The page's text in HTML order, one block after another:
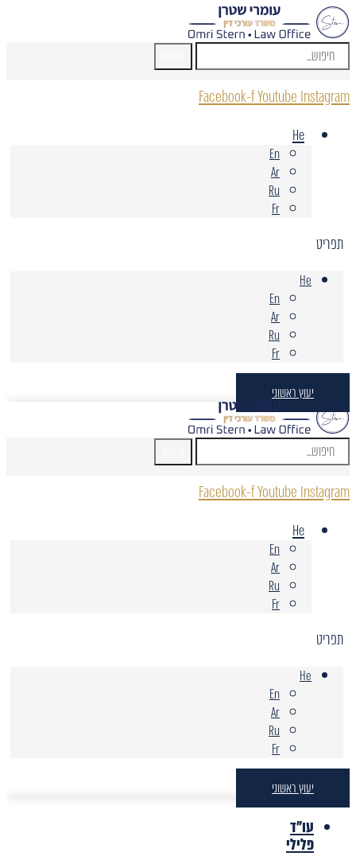
Facebook-fYoutube Instagram
He
En
Ar
Ru
Fr
תפריט
He
En
Ar
Ru
Fr
יעוץ ראשוני
Facebook-fYoutube Instagram
He
En
Ar
Ru
Fr
תפריט
He
En
Ar
Ru
Fr
יעוץ ראשוני
עו"ד
פלילי